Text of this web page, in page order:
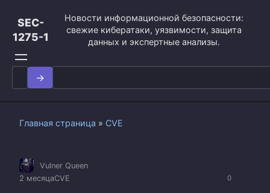
контенту
SEC-
1275-1
Новости информационной безопасности:
свежие кибератаки, уязвимости, защита
данных и экспертные анализы.
Search
for:
Главная страница » CVE
0
Vulner Queen
2 месяцаCVE